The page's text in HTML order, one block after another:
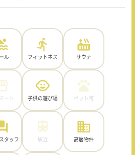
ル フィットネス サウナ
ート 子供の遊び場 ペット可
タッフ 駅近 高層物件